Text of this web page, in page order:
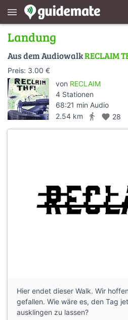
menu
Landung
Aus dem AudiowalkRECLAIM
Preis: 3.00 €
von RECLAIM
4 Stationen
68:21 min Audio
2.54 km
directions_walk favorite 28
Hier endet dieser Walk. Wir
gefallen. Wie wäre es, den Tag
ausklingen zu lassen?